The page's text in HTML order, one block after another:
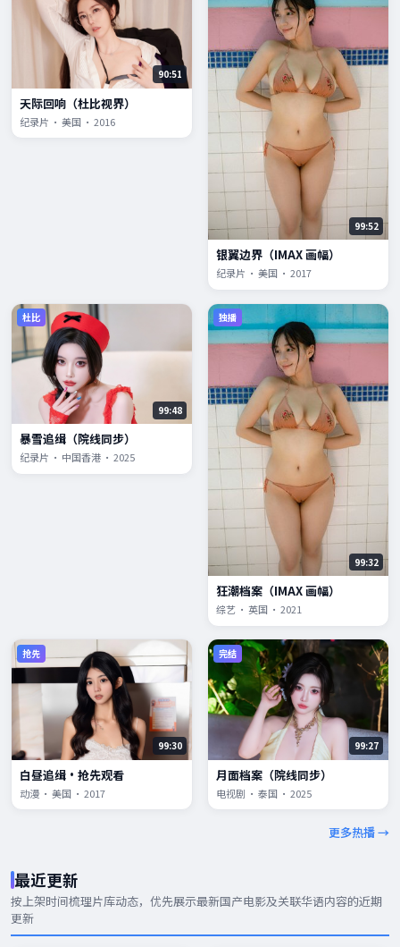
90:51
天际回响（杜比视界）
纪录片 · 美国 · 2016
99:52
银翼边界（IMAX 画幅）
纪录片 · 美国 · 2017
杜比
99:48
暴雪追缉（院线同步）
纪录片 · 中国香港 · 2025
独播
99:32
狂潮档案（IMAX 画幅）
综艺 · 英国 · 2021
抢先
99:30
白昼追缉·抢先观看
动漫 · 美国 · 2017
完结
99:27
月面档案（院线同步）
电视剧 · 泰国 · 2025
更多热播 →
最近更新
按上架时间梳理片库动态，优先展示最新国产电影及关联华语内容的近期
更新